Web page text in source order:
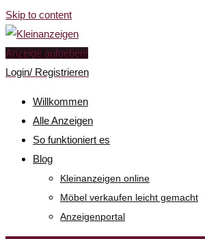
Skip to content
Anzeige aufgeben!
Login/ Registrieren
Willkommen
Alle Anzeigen
So funktioniert es
Blog
Kleinanzeigen online
Möbel verkaufen leicht gemacht
Anzeigenportal